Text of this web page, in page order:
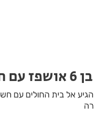
לציון, הגיע אל בית